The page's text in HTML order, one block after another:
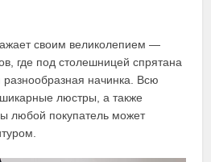
своим великолепием —
где под столешницей спрятана
разнообразная начинка. Всю
люстры, а также
любой покупатель может